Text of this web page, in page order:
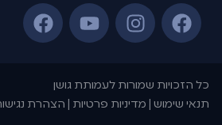
כל הזכויות שמורות לעמותת גושן
תנאי שימוש | מדיניות פרטיות | הצהרת